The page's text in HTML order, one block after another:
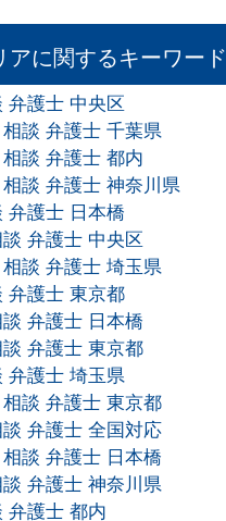
アに関するキーワード
弁護士 中央区
談 弁護士 千葉県
談 弁護士 都内
談 弁護士 神奈川県
弁護士 日本橋
弁護士 中央区
談 弁護士 埼玉県
弁護士 東京都
弁護士 日本橋
弁護士 東京都
弁護士 埼玉県
談 弁護士 東京都
弁護士 全国対応
談 弁護士 日本橋
弁護士 神奈川県
弁護士 都内